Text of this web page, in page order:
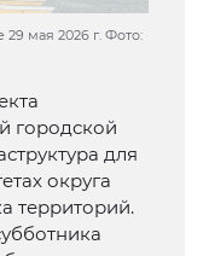
мая 2026 г. Фото:
городской
для
округа
территорий.